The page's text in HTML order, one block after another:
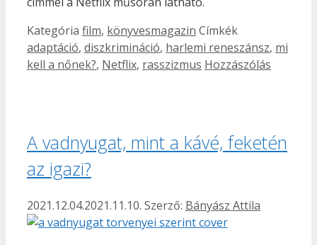
Kategória film, könyvesmagazin Címkék
adaptáció, diszkrimináció, harlemi reneszánsz, mi
kell a nőnek?, Netflix, rasszizmus Hozzászólás
A vadnyugat, mint a kávé, feketén
az igazi?
2021.12.04.2021.11.10. Szerző: Bányász Attila